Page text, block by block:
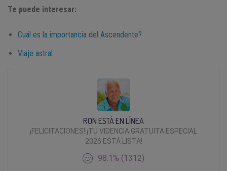
Te puede interesar:
Cuál es la importancia del Ascendente?
Viaje astral
RON ESTÁ EN LÍNEA
¡FELICITACIONES! ¡TU VIDENCIA GRATUITA ESPECIAL
2026 ESTÁ LISTA!
98.1% (1312)